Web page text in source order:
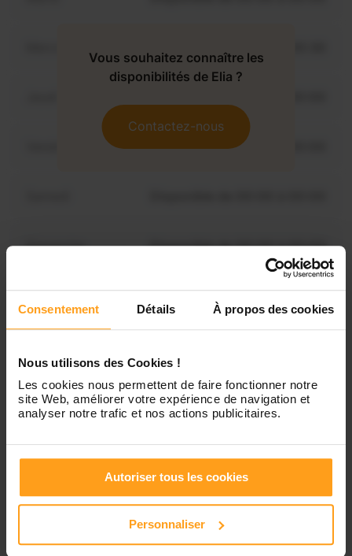
Consentement Détails À propos des cookies
Nous utilisons des Cookies !
Les cookies nous permettent de faire fonctionner notre
site Web, améliorer votre expérience de navigation et
analyser notre trafic et nos actions publicitaires.
Autoriser tous les cookies
Personnaliser
Disponible de 00:00 à 00:00
Dimanche Disponible de 00:00 à 00:00
Vous souhaitez connaître les
disponibilités de Elia ?
Contactez-nous
Ces profils pourraient vous intéresser
Babysitters proches de
Olivet